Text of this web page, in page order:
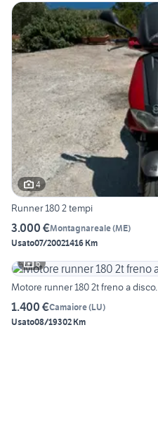
4
Runner 180 2 tempi
3.000 €Montagnareale(ME)
Usato07/20021416 Km
6
Motore runner 180 2t freno a disco.
1.400 €Camaiore(LU)
Usato08/19302 Km